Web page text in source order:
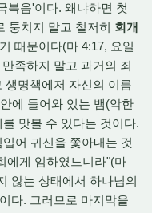
복음'이다. 왜냐하면 첫
퉁치지 말고 철저히 회개
때문이다(마 4:17, 요일
족하지 말고 과거의 죄
생명책에저 자신의 이름
에 들어와 있는 뱀(악한
맛볼 수 있다는 것이다.
어 귀신을 쫓아내는 것
에게 임하였느니라"(마
않는 상태에서 하나님의
다. 그러므로 마지막을